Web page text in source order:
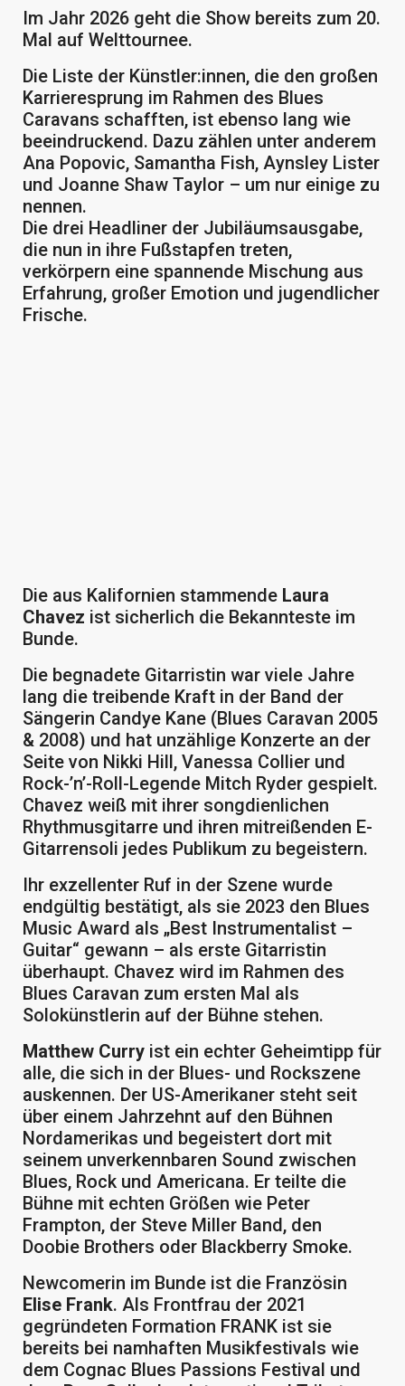
Im Jahr 2026 geht die Show bereits zum 20.
Mal auf Welttournee.
Die Liste der Künstler:innen, die den großen
Karrieresprung im Rahmen des Blues
Caravans schafften, ist ebenso lang wie
beeindruckend. Dazu zählen unter anderem
Ana Popovic, Samantha Fish, Aynsley Lister
und Joanne Shaw Taylor – um nur einige zu
nennen.
Die drei Headliner der Jubiläumsausgabe,
die nun in ihre Fußstapfen treten,
verkörpern eine spannende Mischung aus
Erfahrung, großer Emotion und jugendlicher
Frische.
Die aus Kalifornien stammende Laura
Chavez ist sicherlich die Bekannteste im
Bunde.
Die begnadete Gitarristin war viele Jahre
lang die treibende Kraft in der Band der
Sängerin Candye Kane (Blues Caravan 2005
& 2008) und hat unzählige Konzerte an der
Seite von Nikki Hill, Vanessa Collier und
Rock-’n’-Roll-Legende Mitch Ryder gespielt.
Chavez weiß mit ihrer songdienlichen
Rhythmusgitarre und ihren mitreißenden E-
Gitarrensoli jedes Publikum zu begeistern.
Ihr exzellenter Ruf in der Szene wurde
endgültig bestätigt, als sie 2023 den Blues
Music Award als „Best Instrumentalist –
Guitar“ gewann – als erste Gitarristin
überhaupt. Chavez wird im Rahmen des
Blues Caravan zum ersten Mal als
Solokünstlerin auf der Bühne stehen.
Matthew Curry ist ein echter Geheimtipp für
alle, die sich in der Blues- und Rockszene
auskennen. Der US-Amerikaner steht seit
über einem Jahrzehnt auf den Bühnen
Nordamerikas und begeistert dort mit
seinem unverkennbaren Sound zwischen
Blues, Rock und Americana. Er teilte die
Bühne mit echten Größen wie Peter
Frampton, der Steve Miller Band, den
Doobie Brothers oder Blackberry Smoke.
Newcomerin im Bunde ist die Französin
Elise Frank. Als Frontfrau der 2021
gegründeten Formation FRANK ist sie
bereits bei namhaften Musikfestivals wie
dem Cognac Blues Passions Festival und